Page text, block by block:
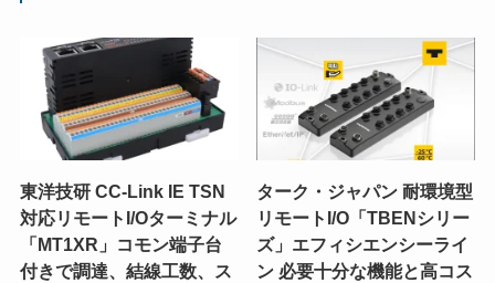
東洋技研 CC-Link IE TSN
対応リモートI/Oターミナル
「MT1XR」コモン端子台
付きで調達、結線工数、ス
ターク・ジャパン 耐環境型
リモートI/O「TBENシリー
ズ」エフィシエンシーライ
ン 必要十分な機能と高コス